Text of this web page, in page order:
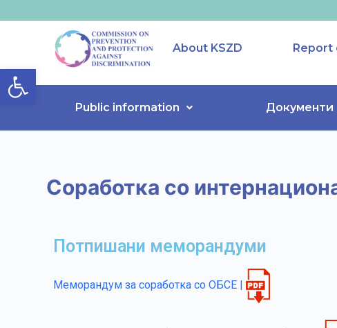
Open toolbarp
t
About KSZD Report
Public information Документи
Соработка со
Потпишани меморандуми
Меморандум за соработка со ОБСЕ |